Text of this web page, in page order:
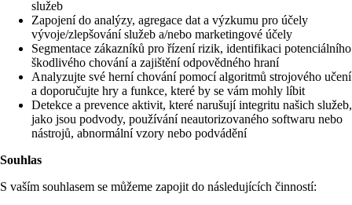
služeb
Zapojení do analýzy, agregace dat a výzkumu pro účely
vývoje/zlepšování služeb a/nebo marketingové účely
Segmentace zákazníků pro řízení rizik, identifikaci potenciálního
škodlivého chování a zajištění odpovědného hraní
Analyzujte své herní chování pomocí algoritmů strojového učení
a doporučujte hry a funkce, které by se vám mohly líbit
Detekce a prevence aktivit, které narušují integritu našich služeb,
jako jsou podvody, používání neautorizovaného softwaru nebo
nástrojů, abnormální vzory nebo podvádění
Souhlas
S vaším souhlasem se můžeme zapojit do následujících činností: